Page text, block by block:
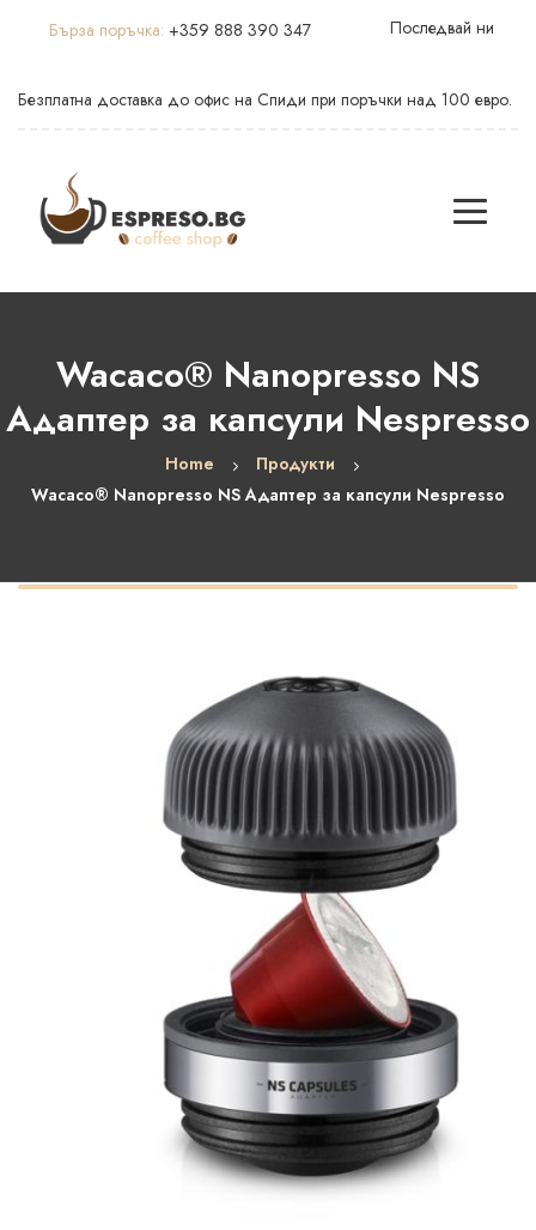
Бърза поръчка: +359 888 390 347 Последвай ни
Безплатна доставка до офис на Спиди при поръчки над 100 евро.
Wacaco® Nanopresso NS
Адаптер за капсули Nespresso
Home
Продукти
Wacaco® Nanopresso NS Адаптер за капсули Nespresso